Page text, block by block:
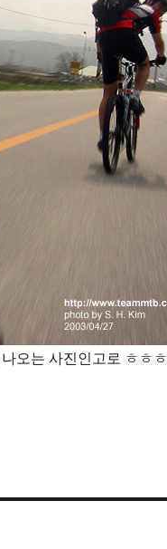
오는 사진인고로 ㅎㅎㅎ